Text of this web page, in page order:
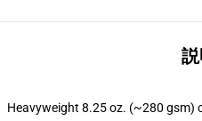
説
Heavyweight 8.25 oz. (~280 gsm)